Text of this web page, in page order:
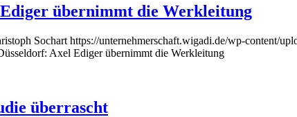
übernimmt die Werkleitung
Sochart https://unternehmerschaft.wigadi.de/wp-content/
Axel Ediger übernimmt die Werkleitung
überrascht